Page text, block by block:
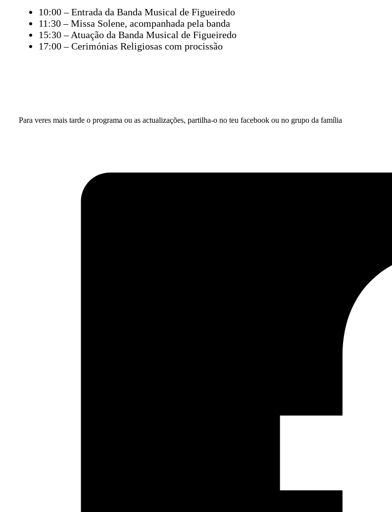
10:00 – Entrada da Banda Musical de Figueiredo
11:30 – Missa Solene, acompanhada pela banda
15:30 – Atuação da Banda Musical de Figueiredo
17:00 – Cerimónias Religiosas com procissão
Para veres mais tarde o programa ou as actualizações, partilha-o no teu facebook ou no grupo da família